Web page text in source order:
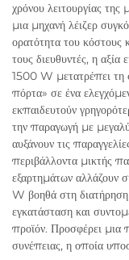
χρόνου λειτουργίας
μια μηχανή λέιζερ
ορατότητα του κόστους
τους διευθυντές, η
1500 W μετατρέπει τη
πόρτα» σε ένα
εκπαιδευτούν
την παραγωγή με
αυξάνουν τις
περιβάλλοντα μικτής
εξαρτημάτων αλλάζουν
W βοηθά στη διατήρηση
εγκατάσταση και
προϊόν. Προσφέρει μια
συνέπειας, η οποία